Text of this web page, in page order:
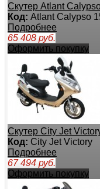
Скутер Atlant
Код: Atlant Calypso
Подробнее
65 408 руб.
Оформить покупку
Скутер City Jet
Код: City Jet Victory
Подробнее
67 494 руб.
Оформить покупку